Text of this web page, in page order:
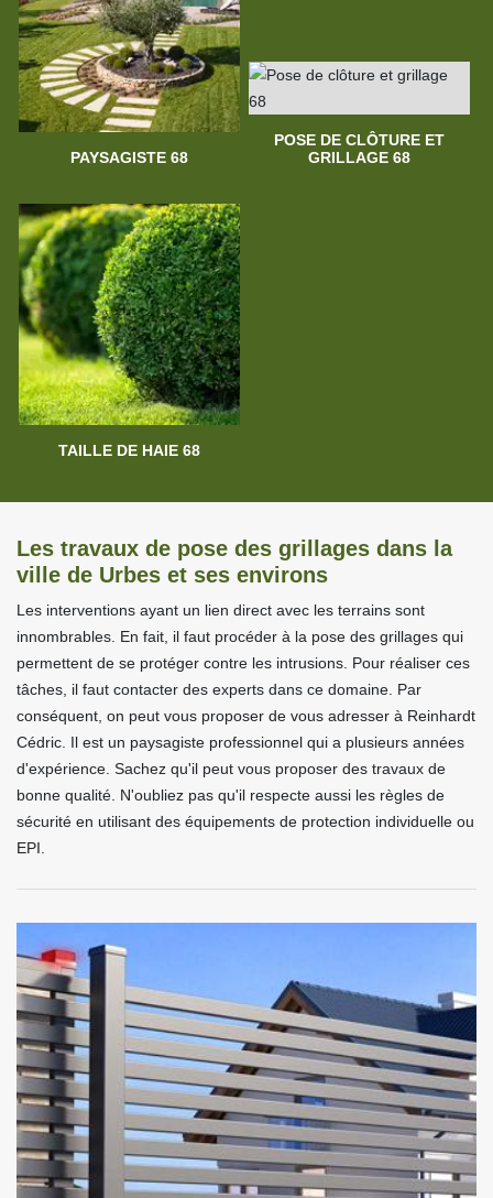
PAYSAGISTE 68
POSE DE CLÔTURE ET
GRILLAGE 68
TAILLE DE HAIE 68
Les travaux de pose des grillages dans la
ville de Urbes et ses environs
Les interventions ayant un lien direct avec les terrains sont
innombrables. En fait, il faut procéder à la pose des grillages qui
permettent de se protéger contre les intrusions. Pour réaliser ces
tâches, il faut contacter des experts dans ce domaine. Par
conséquent, on peut vous proposer de vous adresser à Reinhardt
Cédric. Il est un paysagiste professionnel qui a plusieurs années
d'expérience. Sachez qu'il peut vous proposer des travaux de
bonne qualité. N'oubliez pas qu'il respecte aussi les règles de
sécurité en utilisant des équipements de protection individuelle ou
EPI.